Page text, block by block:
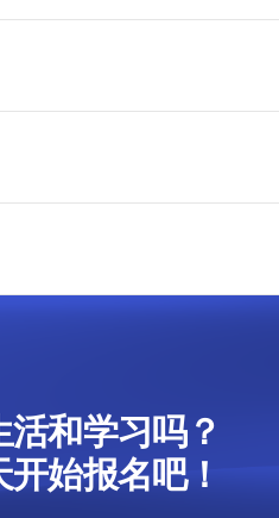
和学习吗？
始报名吧！